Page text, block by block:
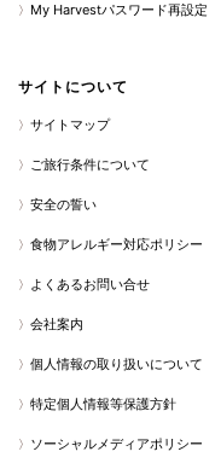
My Harvestパスワード再設定
サイトについて
サイトマップ
ご旅行条件について
安全の誓い
食物アレルギー対応ポリシー
よくあるお問い合せ
会社案内
個人情報の取り扱いについて
特定個人情報等保護方針
ソーシャルメディアポリシー